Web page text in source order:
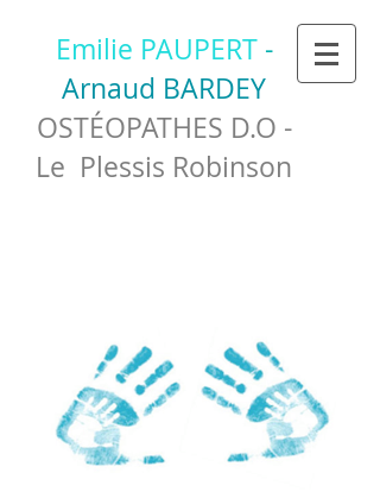
Emilie PAUPERT-
Arnaud BARDEY
OSTÉOPATHES D.O -
Le Plessis Robinson